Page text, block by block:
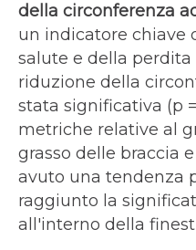
della circonferenza
un indicatore chiave
salute e della perdita
riduzione della
stata significativa (p
metriche relative al
grasso delle braccia
avuto una tendenza
raggiunto la
all'interno della